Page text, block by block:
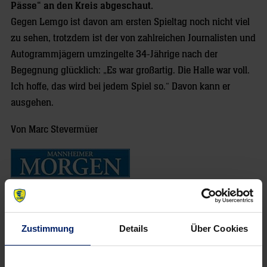
Zustimmung Details Über Cookies
Pässe“ an den Kreis abgeschaut.
Gegen Lemgo ist davon am ersten Spieltag noch nicht viel
zu sehen, trotzdem ist der von zahlreichen Journalisten und
Autogrammjägern umzingelte 34-Jährige nach der
Begegnung glücklich: „Es war großartig. Die Halle war voll.
Ich hoffe, das wird bei jedem Spiel so.“ Davon kann er
ausgehen.
Von Marc Stevermüer